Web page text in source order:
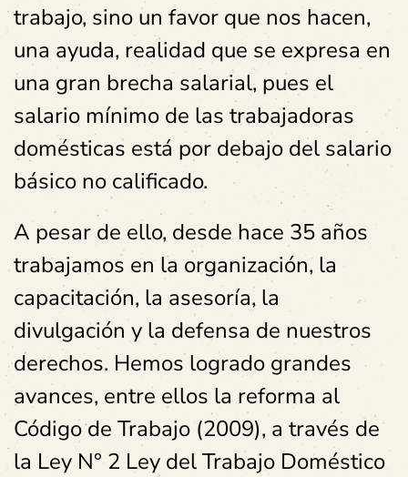
trabajo, sino un favor que nos hacen,
una ayuda, realidad que se expresa en
una gran brecha salarial, pues el
salario mínimo de las trabajadoras
domésticas está por debajo del salario
básico no calificado.
A pesar de ello, desde hace 35 años
trabajamos en la organización, la
capacitación, la asesoría, la
divulgación y la defensa de nuestros
derechos. Hemos logrado grandes
avances, entre ellos la reforma al
Código de Trabajo (2009), a través de
la Ley N° 2 Ley del Trabajo Doméstico